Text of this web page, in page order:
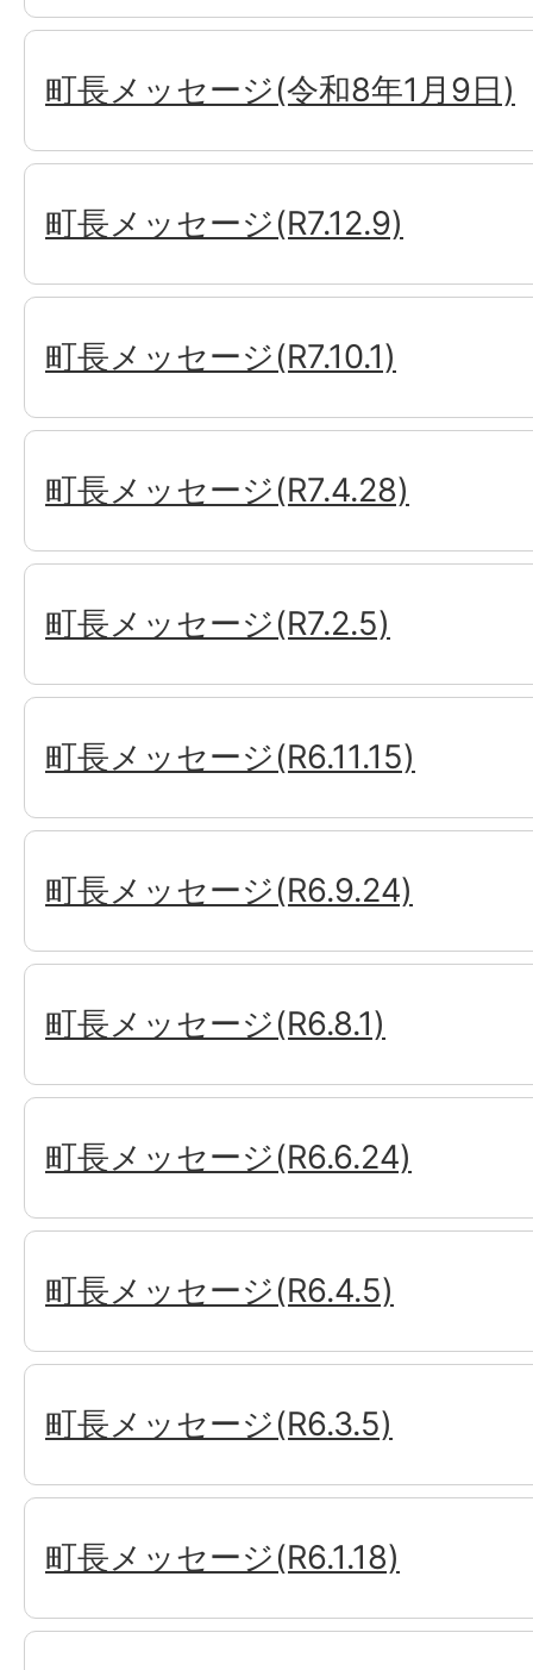
町長メッセージ(令和8年1月9日)
町長メッセージ(R7.12.9)
町長メッセージ(R7.10.1)
町長メッセージ(R7.4.28)
町長メッセージ(R7.2.5)
町長メッセージ(R6.11.15)
町長メッセージ(R6.9.24)
町長メッセージ(R6.8.1)
町長メッセージ(R6.6.24)
町長メッセージ(R6.4.5)
町長メッセージ(R6.3.5)
町長メッセージ(R6.1.18)